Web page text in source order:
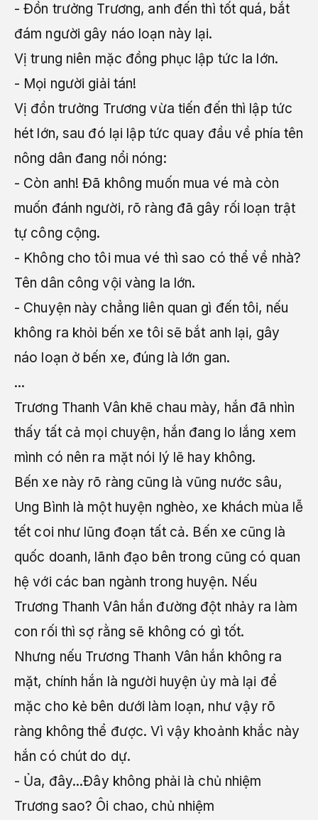
- Đồn trưởng Trương, anh đến thì tốt quá, bắt
đám người gây náo loạn này lại.
Vị trung niên mặc đồng phục lập tức la lớn.
- Mọi người giải tán!
Vị đồn trưởng Trương vừa tiến đến thì lập tức
hét lớn, sau đó lại lập tức quay đầu về phía tên
nông dân đang nổi nóng:
- Còn anh! Đã không muốn mua vé mà còn
muốn đánh người, rõ ràng đã gây rối loạn trật
tự công cộng.
- Không cho tôi mua vé thì sao có thể về nhà?
Tên dân công vội vàng la lớn.
- Chuyện này chẳng liên quan gì đến tôi, nếu
không ra khỏi bến xe tôi sẽ bắt anh lại, gây
náo loạn ở bến xe, đúng là lớn gan.
...
Trương Thanh Vân khẽ chau mày, hắn đã nhìn
thấy tất cả mọi chuyện, hắn đang lo lắng xem
mình có nên ra mặt nói lý lẽ hay không.
Bến xe này rõ ràng cũng là vũng nước sâu,
Ung Bình là một huyện nghèo, xe khách mùa lễ
tết coi như lũng đoạn tất cả. Bến xe cũng là
quốc doanh, lãnh đạo bên trong cũng có quan
hệ với các ban ngành trong huyện. Nếu
Trương Thanh Vân hắn đường đột nhảy ra làm
con rối thì sợ rằng sẽ không có gì tốt.
Nhưng nếu Trương Thanh Vân hắn không ra
mặt, chính hắn là người huyện ủy mà lại để
mặc cho kẻ bên dưới làm loạn, như vậy rõ
ràng không thể được. Vì vậy khoảnh khắc này
hắn có chút do dự.
- Ủa, đây...Đây không phải là chủ nhiệm
Trương sao? Ôi chao, chủ nhiệm